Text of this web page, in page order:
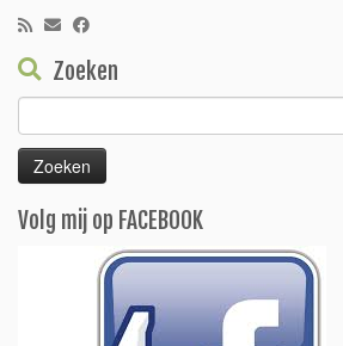
Zoeken
naar:
Volg mij op FACEBOOK